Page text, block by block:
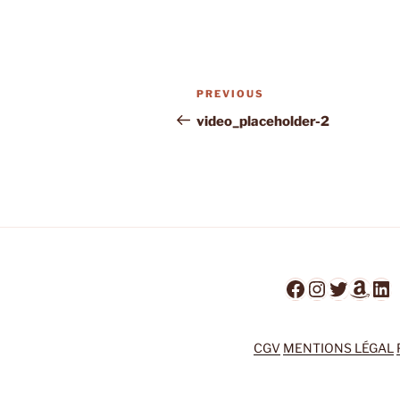
Post
navigation
Previous
Post
PREVIOUS
video_placeholder-2
Facebook
Instagram
Twitter
CGV MENTIONS LÉGAL